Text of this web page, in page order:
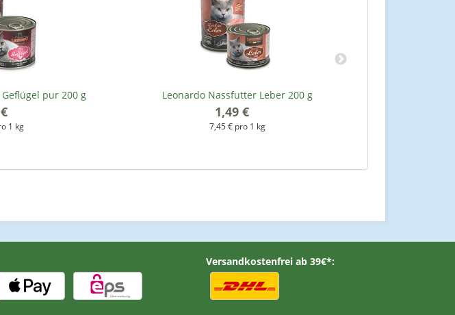
pur 200 g
1 kg
Leonardo Nassfutter Leber 200 g
1,49 €
7,45 € pro 1 kg
Versandkostenfrei ab 39€*: